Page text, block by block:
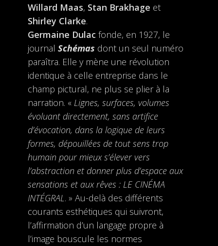
Willard Maas, Stan Brakhage et
Shirley Clarke.
Germaine Dulac fonde, en 1927, le
journal Schémas dont un seul numéro
paraîtra. Elle y mène une révolution
identique à celle entreprise dans le
champ pictural, ne plus se plier à la
narration. « Lignes, surfaces, volumes
évoluant directement, sans artifice
d’évocation, dans la logique de leurs
formes, dépouillées de tout sens trop
humain pour mieux s’élever vers
l’abstraction et donner plus d’espace aux
sensations et aux rêves : LE CINÉMA
INTÉGRAL. » Au-delà des différents
courants esthétiques qui suivront,
l’affirmation d’un langage propre à
l’image bouscule les normes